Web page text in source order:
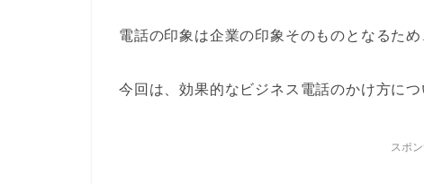
電話の印象は企業の印象そのものとなるため
今回は、効果的なビジネス電話のかけ方に
スポ